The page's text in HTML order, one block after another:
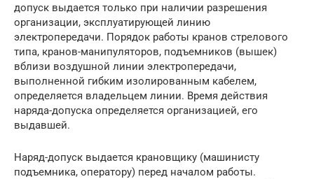
допуск выдается только при наличии разрешения
организации, эксплуатирующей линию
электропередачи. Порядок работы кранов стрелового
типа, кранов-манипуляторов, подъемников (вышек)
вблизи воздушной линии электропередачи,
выполненной гибким изолированным кабелем,
определяется владельцем линии. Время действия
наряда-допуска определяется организацией, его
выдавшей.
Наряд-допуск выдается крановщику (машинисту
подъемника, оператору) перед началом работы.